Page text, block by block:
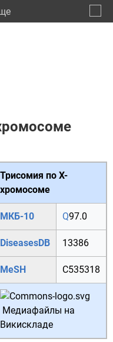
Трисомия по X-
хромосоме
МКБ-10 Q97.0
DiseasesDB 13386
MeSH C535318
Медиафайлы на
Викискладе